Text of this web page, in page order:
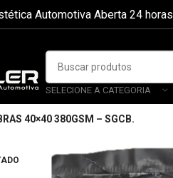
Automotiva Aberta 24 horas
SELECIONE A CATEGORIA
40×40 380GSM – SGCB.